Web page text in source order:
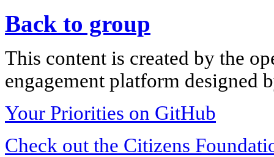
Back to group
This content is created by the
engagement platform designed
Your Priorities on GitHub
Check out the Citizens